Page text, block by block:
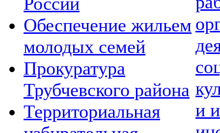
Обеспечение жильем
молодых семей
Прокуратура
Трубчевского района
Территориальная
и